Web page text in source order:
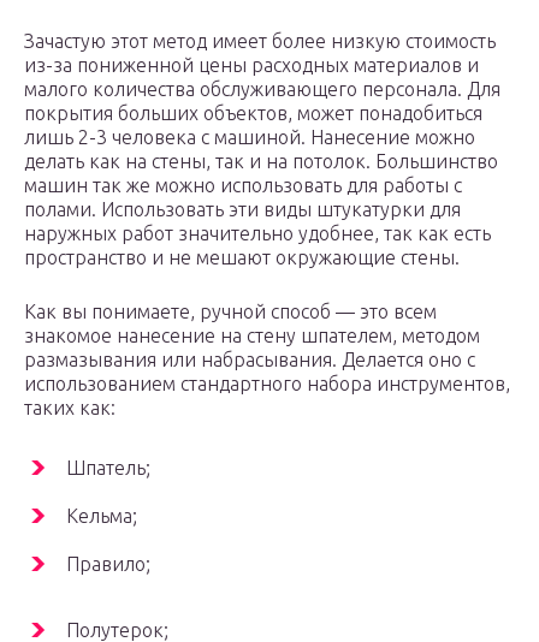
Зачастую этот метод имеет более низкую стоимость
из-за пониженной цены расходных материалов и
малого количества обслуживающего персонала. Для
покрытия больших объектов, может понадобиться
лишь 2-3 человека с машиной. Нанесение можно
делать как на стены, так и на потолок. Большинство
машин так же можно использовать для работы с
полами. Использовать эти виды штукатурки для
наружных работ значительно удобнее, так как есть
пространство и не мешают окружающие стены.
Как вы понимаете, ручной способ — это всем
знакомое нанесение на стену шпателем, методом
размазывания или набрасывания. Делается оно с
использованием стандартного набора инструментов,
таких как:
Шпатель;
Кельма;
Правило;
Полутерок;